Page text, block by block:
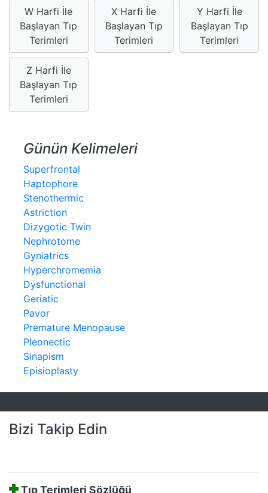
W Harfi İle
Başlayan Tıp
Terimleri
X Harfi İle
Başlayan Tıp
Terimleri
Y Harfi İle
Başlayan Tıp
Terimleri
Z Harfi İle
Başlayan Tıp
Terimleri
Günün Kelimeleri
Superfrontal
Haptophore
Stenothermic
Astriction
Dizygotic Twin
Nephrotome
Gyniatrics
Hyperchromemia
Dysfunctional
Geriatic
Pavor
Premature Menopause
Pleonectic
Sinapism
Episioplasty
Bizi Takip Edin
Tıp Terimleri Sözlüğü